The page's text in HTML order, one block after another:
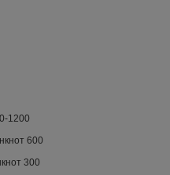
1200
600
300